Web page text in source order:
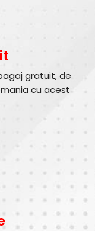
gratuit, de
cu acest